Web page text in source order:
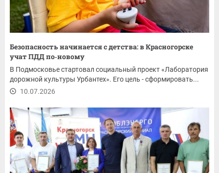
Безопасность начинается с детства: в Красногорске
учат ПДД по‑новому
В Подмосковье стартовал социальный проект «Лаборатория
дорожной культуры Урбантех». Его цель - сформировать...
10.07.2026